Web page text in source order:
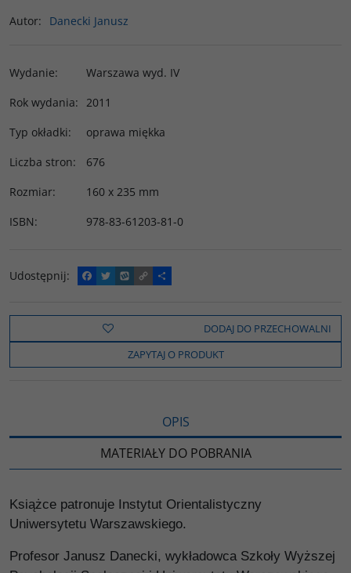
Autor: Danecki Janusz
Wydanie:
Warszawa wyd. IV
Rok wydania: 2011
Typ okładki:
oprawa miękka
Liczba stron:
676
Rozmiar:
160 x 235 mm
ISBN: 978-83-61203-81-0
Udostępnij:
F
a
e
o
k
T
w
t
t
e
W
y
o
C
o
y
i
n
k
P
o
z
e
l
s
DODAJ DO PRZECHOWALNI
ZAPYTAJ O PRODUKT
OPIS
MATERIAŁY DO POBRANIA
Książce patronuje Instytut Orientalistyczny
Uniwersytetu Warszawskiego.
Profesor Janusz Danecki, wykładowca Szkoły Wyższej